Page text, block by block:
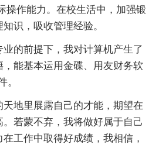
操作能力。在校生活中，加强锻
识，吸收管理经验。
业的前提下，我对计算机产生了
能基本运用金碟、用友财务软
。
地里展露自己的才能，期望在
若蒙不弃，我将做好属于自己
工作中取得好成绩，我相信，